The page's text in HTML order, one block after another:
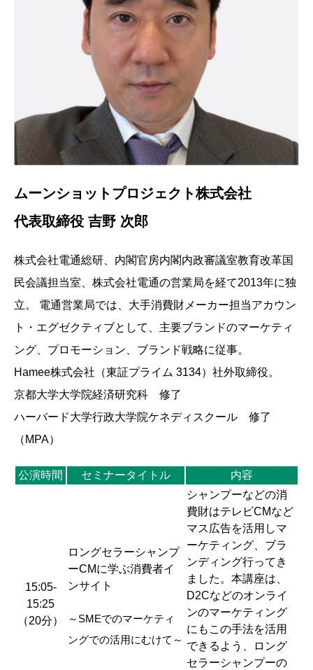
ムーンショットプロジェクト株式会社
代表取締役 吉野 次郎
株式会社電通総研、内閣官房内閣内政審議室教育改革国
民会議担当室、株式会社電通の営業局を経て2013年に独
立。 電通営業局では、大手消費財メーカー担当アカウン
ト・エグゼクティブとして、主要ブランドのマーケティ
ング、プロモーション、ブランド戦略に従事。
Hamee株式会社（東証プライム 3134）社外取締役。
京都大学大学院経済研究科 修了
ハーバード大学行政大学院ケネディスクール 修了
（MPA）
公演時間 セミナータイトル 内容
15:05-
15:25
（20分）
ロングセラーシャンプ
ーCMに学ぶ消費者イ
ンサイト
～SMEでのマーケティ
ングでの活用にむけて～
シャンプーなどの消
費財はテレビCMなど
マス広告を活用しマ
ーケティング、ブラ
ンディング行ってき
ました。本講座は、
D2Cなどのオンライ
ンのマーケティング
にもこの手法を活用
できるよう、ロング
セラーシャンプーの